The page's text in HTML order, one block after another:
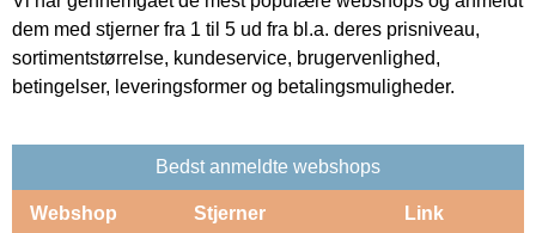
dem med stjerner fra 1 til 5 ud fra bl.a. deres prisniveau,
sortimentstørrelse, kundeservice, brugervenlighed,
betingelser, leveringsformer og betalingsmuligheder.
Bedst anmeldte webshops
Webshop Stjerner Link